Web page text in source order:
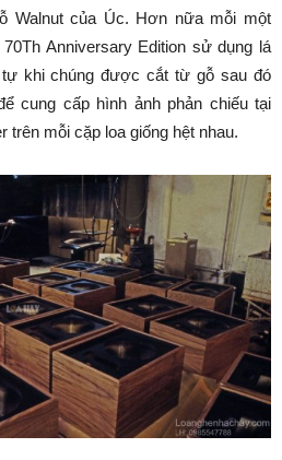
Walnut của Úc. Hơn nữa mỗi một
Anniversary Edition sử dụng lá
khi chúng được cắt từ gỗ sau đó
cung cấp hình ảnh phản chiếu tại
trên mỗi cặp loa giống hệt nhau.